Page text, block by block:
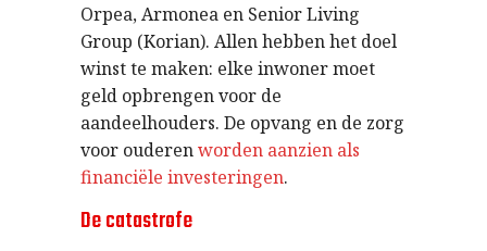
Orpea, Armonea en Senior Living
Group (Korian). Allen hebben het doel
winst te maken: elke inwoner moet
geld opbrengen voor de
aandeelhouders. De opvang en de zorg
voor ouderenworden aanzien als
financiële investeringen.
De catastrofe